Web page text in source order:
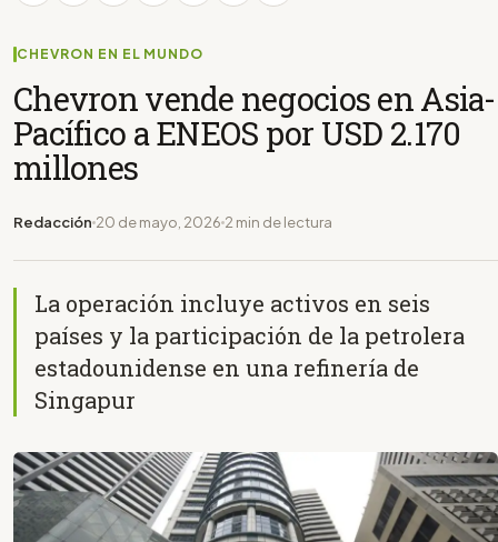
CHEVRON EN EL MUNDO
Chevron vende negocios en Asia-
Pacífico a ENEOS por USD 2.170
millones
Redacción 20 de mayo, 2026 2 min de lectura
La operación incluye activos en seis
países y la participación de la petrolera
estadounidense en una refinería de
Singapur